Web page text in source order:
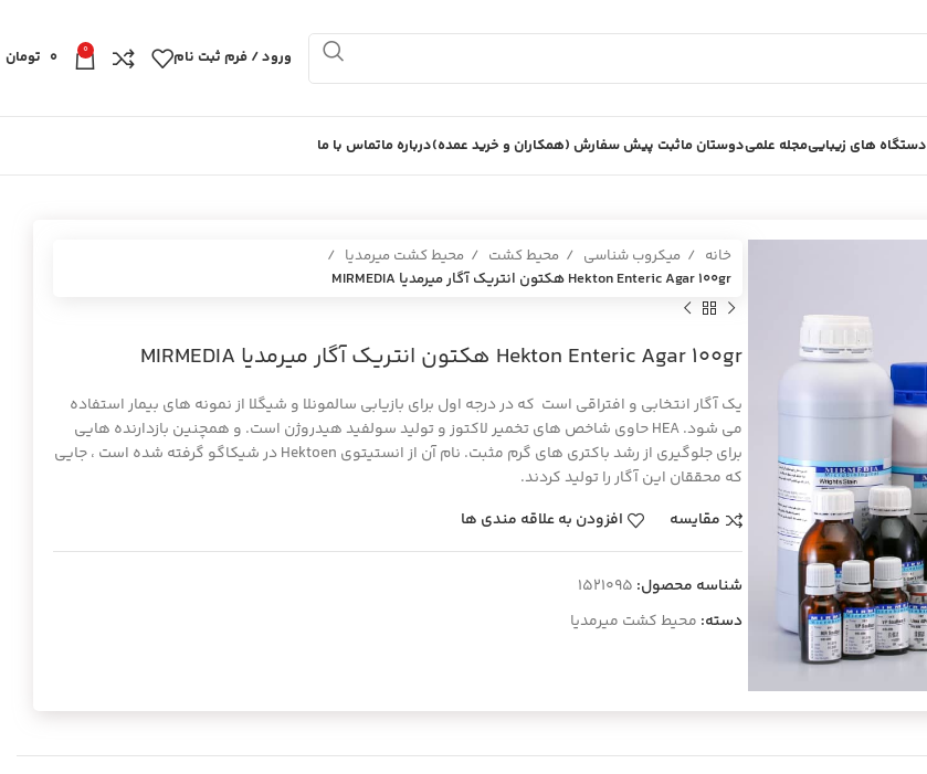
ورود / فرم ثبت نام 0
0 تومان
دستگاه های زیباییمجله علمیدوستان ماثبت پیش سفارش (همکاران و خرید عمده)درباره ماتماس با ما
خانه میکروب شناسی محیط کشت
محیط کشت میرمدیا
Hekton Enteric Agar 100gr هكتون انتريك آگار ميرمديا MIRMEDIA
Hekton Enteric Agar 100gr هكتون انتريك آگار ميرمديا MIRMEDIA
یک آگار انتخابی و افتراقی است که در درجه اول برای بازیابی سالمونلا و شیگلا از نمونه های بیمار استفاده
می شود. HEA حاوی شاخص های تخمیر لاکتوز و تولید سولفید هیدروژن است. و همچنین بازدارنده هایی
برای جلوگیری از رشد باکتری های گرم مثبت. نام آن از انستیتوی Hektoen در شیکاگو گرفته شده است ، جایی
که محققان این آگار را تولید کردند.
مقایسه
افزودن به علاقه مندی ها
شناسه محصول: 1521095
دسته: محیط کشت میرمدیا